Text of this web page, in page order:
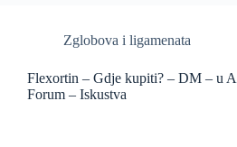
Zglobova i ligamenata
Flexortin – Gdje kupiti? – DM – u
Forum – Iskustva